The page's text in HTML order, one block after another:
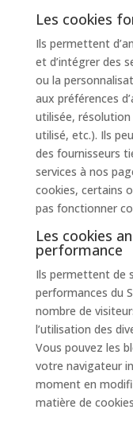
Les cookies
Ils permettent
et d’intégrer des
ou la
aux préférences
utilisée, résolution
utilisé, etc.). Ils
des fournisseurs
services à nos
cookies, certains
pas fonctionner
Les cookies
performance
Ils permettent de
performances du
nombre de
l’utilisation des
Vous pouvez les
votre navigateur
moment en
matière de